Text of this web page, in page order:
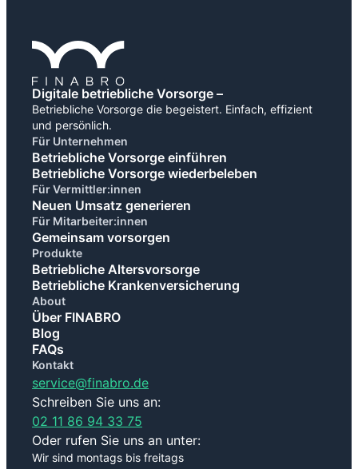
Digitale betriebliche Vorsorge –
Betriebliche Vorsorge die begeistert. Einfach, effizient
und persönlich.
Für Unternehmen
Betriebliche Vorsorge einführen
Betriebliche Vorsorge wiederbeleben
Für Vermittler:innen
Neuen Umsatz generieren
Für Mitarbeiter:innen
Gemeinsam vorsorgen
Produkte
Betriebliche Altersvorsorge
Betriebliche Krankenversicherung
About
Über FINABRO
Blog
FAQs
Kontakt
Schreiben Sie uns an:
service@finabro.de
Oder rufen Sie uns an unter:
02 11 86 94 33 75
Wir sind montags bis freitags